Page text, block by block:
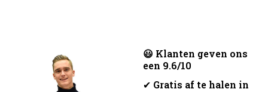
😃 Klanten geven ons
een 9.6/10
✔ Gratis af te halen in